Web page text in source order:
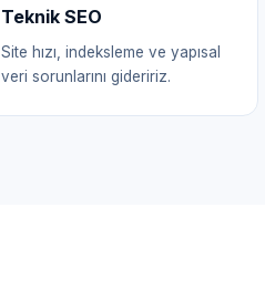
Teknik SEO
Site hızı, indeksleme ve yapısal
veri sorunlarını gideririz.